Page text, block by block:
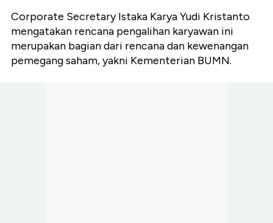
Corporate Secretary Istaka Karya Yudi Kristanto
mengatakan rencana pengalihan karyawan ini
merupakan bagian dari rencana dan kewenangan
pemegang saham, yakni Kementerian BUMN.